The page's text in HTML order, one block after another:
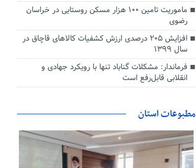
ماموریت تامین ۱۰۰ هزار مسکن روستایی در خراسان
رضوی
افزایش ۲۰۵ درصدی ارزش کشفیات کالاهای قاچاق در
سال ۱۳۹۹
فرماندار: مشکلات گناباد تنها با رویکرد جهادی و
انقلابی قابل‌رفع است
مطبوعات استان